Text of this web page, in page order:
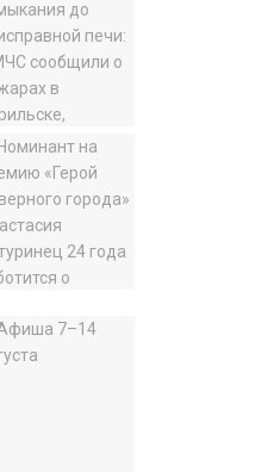
мусора
филиал
47
лыжную